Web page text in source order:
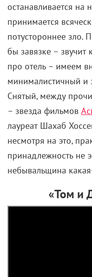
останавливается на
принимается
потустороннее зло.
бы завязке –
про отель – имеем
минималистичный и
Снятый, между
– звезда фильмов
лауреат Шахаб
несмотря на это,
принадлежность не
небывальщина
«Том и